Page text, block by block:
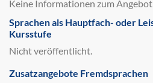
Keine Informationen zum
Sprachen als Hauptfach- oder
Kursstufe
Nicht veröffentlicht.
Zusatzangebote Fremdsprachen